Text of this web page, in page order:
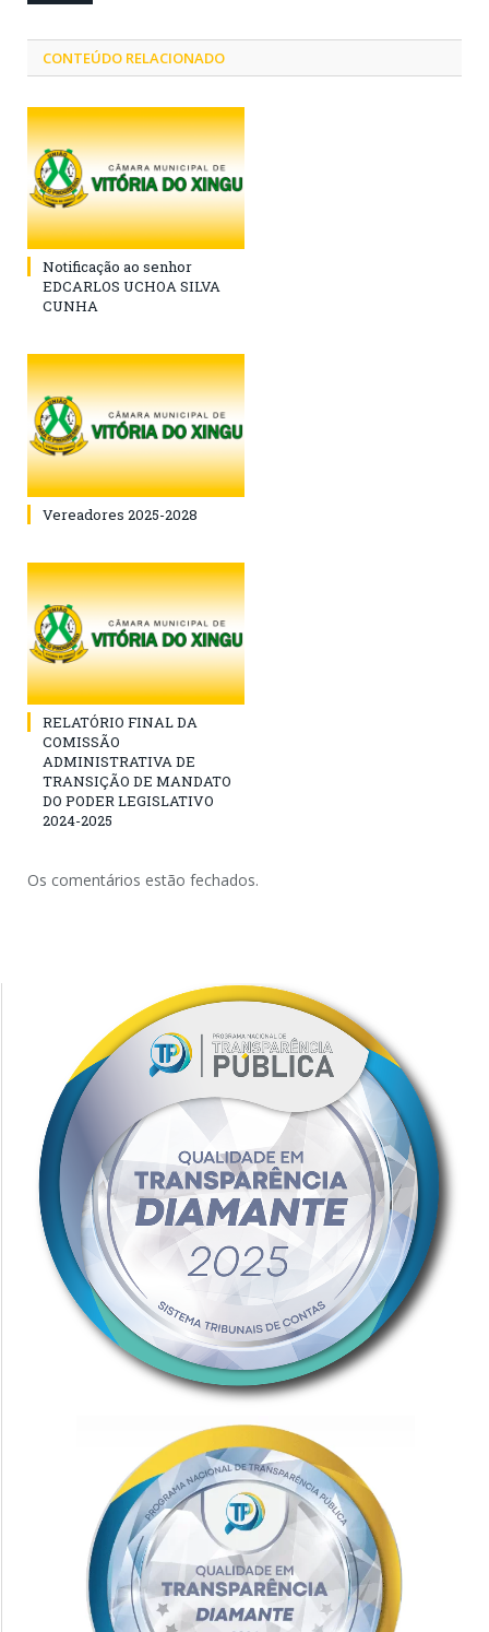
CONTEÚDO RELACIONADO
Notificação ao senhor
EDCARLOS UCHOA SILVA
CUNHA
Vereadores 2025-2028
RELATÓRIO FINAL DA
COMISSÃO
ADMINISTRATIVA DE
TRANSIÇÃO DE MANDATO
DO PODER LEGISLATIVO
2024-2025
Os comentários estão fechados.